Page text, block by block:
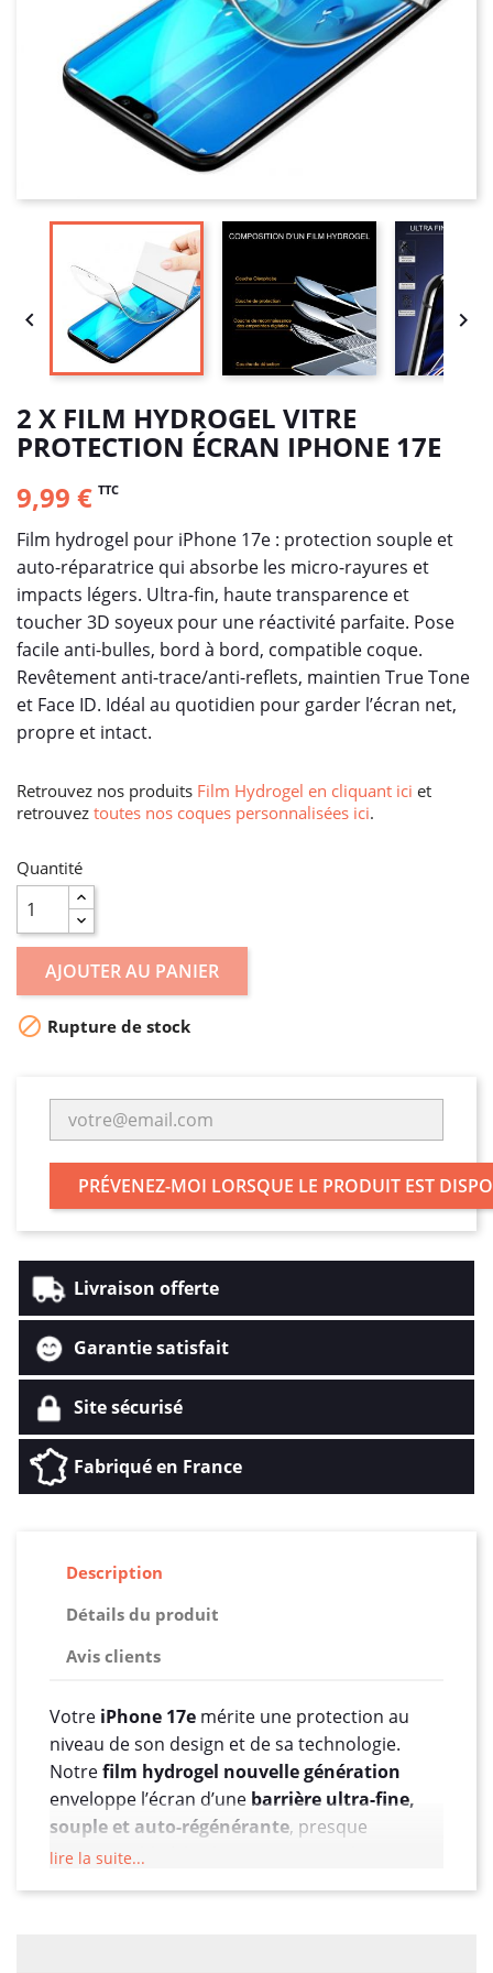
 
2 X FILM HYDROGEL VITRE
PROTECTION ÉCRAN IPHONE 17E
9,99 € TTC
Film hydrogel pour iPhone 17e : protection souple et
auto-réparatrice qui absorbe les micro-rayures et
impacts légers. Ultra-fin, haute transparence et
toucher 3D soyeux pour une réactivité parfaite. Pose
facile anti-bulles, bord à bord, compatible coque.
Revêtement anti-trace/anti-reflets, maintien True Tone
et Face ID. Idéal au quotidien pour garder l’écran net,
propre et intact.
Retrouvez nos produits Film Hydrogel en cliquant ici et
retrouvez toutes nos coques personnalisées ici.
Quantité
AJOUTER AU PANIER
 Rupture de stock
PRÉVENEZ-MOI LORSQUE LE PRODUIT EST
Livraison offerte
Garantie satisfait
Site sécurisé
Fabriqué en France
Description
Détails du produit
Avis clients
Votre iPhone 17e mérite une protection au
niveau de son design et de sa technologie.
Notrefilm hydrogel nouvelle génération
enveloppe l’écran d’une barrière ultra-fine,
souple et auto-régénérante, presque
imperceptible à l’œil comme au toucher.
lire la suite...